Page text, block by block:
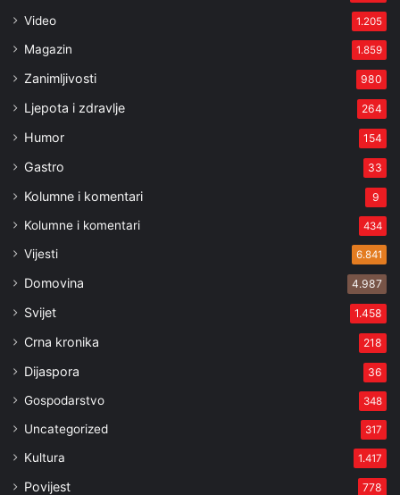
Video 1.205
Magazin 1.859
Zanimljivosti 980
Ljepota i zdravlje 264
Humor 154
Gastro 33
Kolumne i komentari 9
Kolumne i komentari 434
Vijesti 6.841
Domovina 4.987
Svijet 1.458
Crna kronika 218
Dijaspora 36
Gospodarstvo 348
Uncategorized 317
Kultura 1.417
Povijest 778